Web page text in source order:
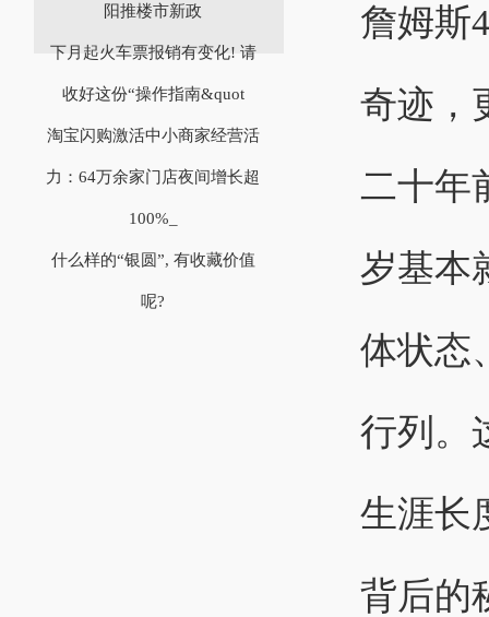
阳推楼市新政
下月起火车票报销有变化! 请
收好这份“操作指南&quot
淘宝闪购激活中小商家经营活
力：64万余家门店夜间增长超
100%_
什么样的“银圆”, 有收藏价值
呢?
詹姆斯
奇迹，
二十年
岁基本
体状态
行列。
生涯长
背后的